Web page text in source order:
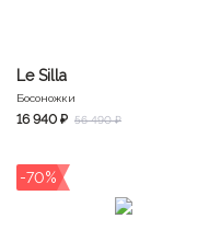
Le Silla
Босоножки
16 940 ₽ 56 490 ₽
-70%